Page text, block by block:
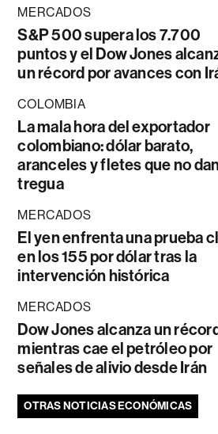
MERCADOS
S&P 500 supera los 7.700
puntos y el Dow Jones
un récord por avances con
COLOMBIA
La mala hora del exportador
colombiano: dólar barato,
aranceles y fletes que no
tregua
MERCADOS
El yen enfrenta una prueba
en los 155 por dólar tras la
intervención histórica
MERCADOS
Dow Jones alcanza un
mientras cae el petróleo por
señales de alivio desde Irán
OTRAS NOTICIAS ECONÓMICAS